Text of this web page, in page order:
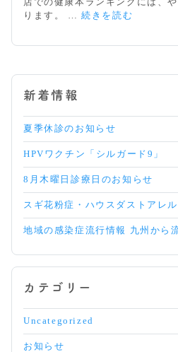
ィ
ッ
ネ
店での健康本ランキングには、
ります。 …続きを読む
新着情報
夏季休診のお知らせ
HPVワクチン「シルガード9」
8月木曜日診療日のお知らせ
スギ花粉症・ハウスダストアレ
地域の感染症流行情報 九州から
カテゴリー
Uncategorized
お知らせ